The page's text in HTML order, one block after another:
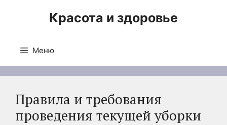
Красота и здоровье
Меню
Правила и требования
проведения текущей уборки